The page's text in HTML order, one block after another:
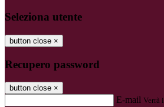
Seleziona utente
button close ×
Recupero password
button close ×
E-mail Verrà